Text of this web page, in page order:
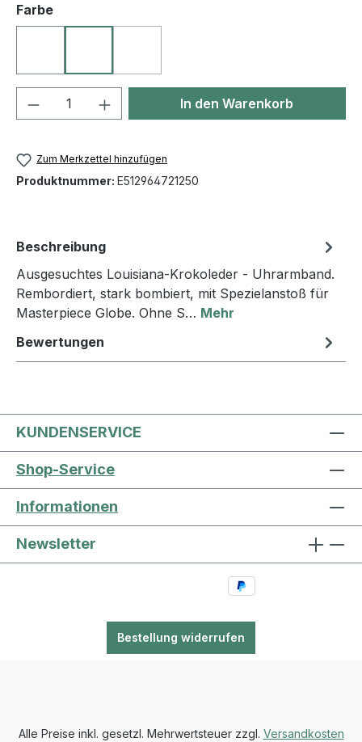
Farbeauswählen
Produkt Anzahl: Gib denIn den Warenkorb
Zum Merkzettel hinzufügen
Produktnummer: E512964721250
Beschreibung
Ausgesuchtes Louisiana-Krokoleder - Uhrarmband.
Rembordiert, stark bombiert, mit Spezielanstoß für
Masterpiece Globe. Ohne S… Mehr
Bewertungen
KUNDENSERVICE
Shop-Service
Informationen
Newsletter
Bestellung widerrufen
Alle Preise inkl. gesetzl. Mehrwertsteuer zzgl. Versandkosten